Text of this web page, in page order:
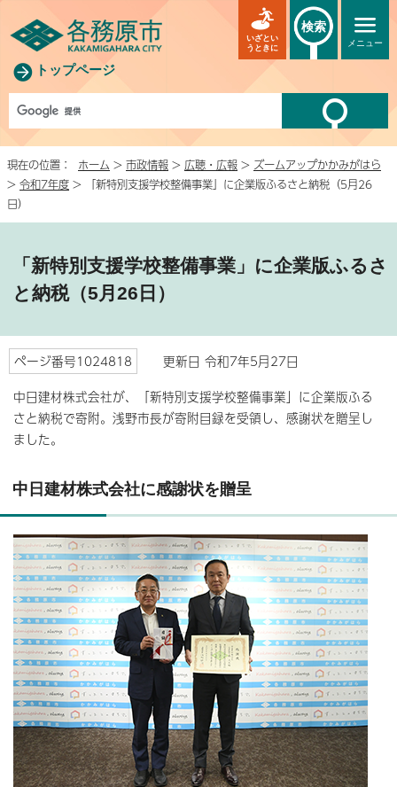
トップページ
メニュー
いざとい
うときに
検索
現在の位置： ホーム > 市政情報 > 広聴・広報 > ズームアップかかみがはら
> 令和7年度 > 「新特別支援学校整備事業」に企業版ふるさと納税（5月26
日）
「新特別支援学校整備事業」に企業版ふるさ
と納税（5月26日）
ページ番号1024818
更新日 令和7年5月27日
中日建材株式会社が、「新特別支援学校整備事業」に企業版ふる
さと納税で寄附。浅野市長が寄附目録を受領し、感謝状を贈呈し
ました。
中日建材株式会社に感謝状を贈呈